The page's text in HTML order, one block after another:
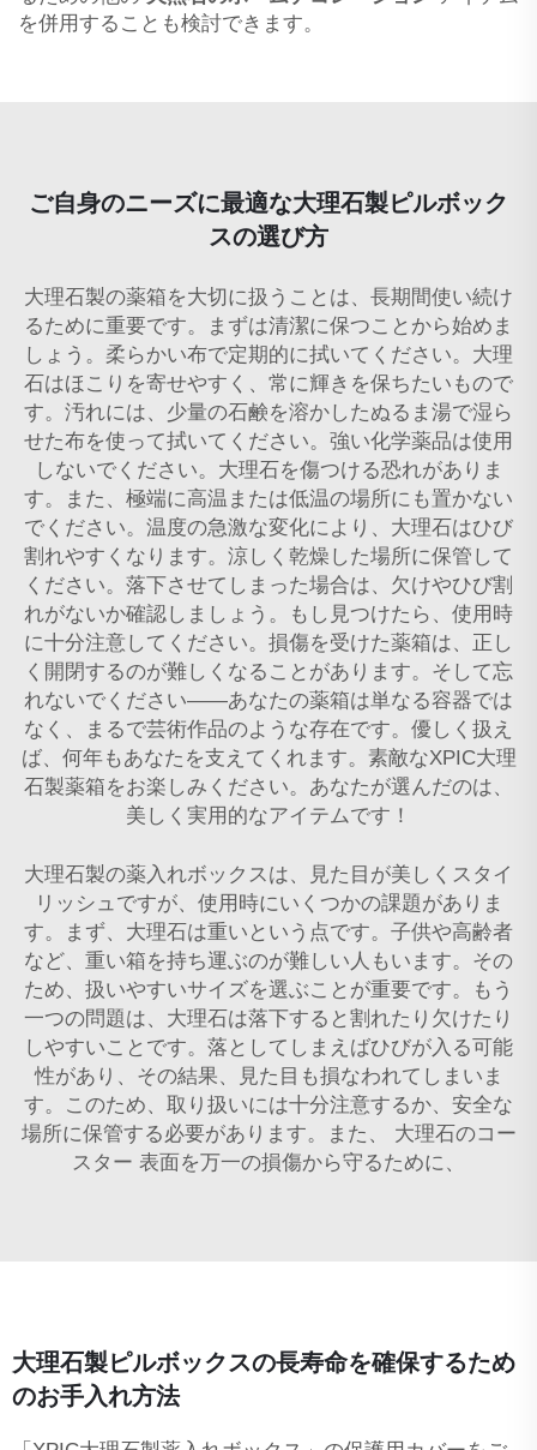
を併用することも検討できます。
ご自身のニーズに最適な大理石製ピルボック
スの選び方
大理石製の薬箱を大切に扱うことは、長期間使い続け
るために重要です。まずは清潔に保つことから始めま
しょう。柔らかい布で定期的に拭いてください。大理
石はほこりを寄せやすく、常に輝きを保ちたいもので
す。汚れには、少量の石鹸を溶かしたぬるま湯で湿ら
せた布を使って拭いてください。強い化学薬品は使用
しないでください。大理石を傷つける恐れがありま
す。また、極端に高温または低温の場所にも置かない
でください。温度の急激な変化により、大理石はひび
割れやすくなります。涼しく乾燥した場所に保管して
ください。落下させてしまった場合は、欠けやひび割
れがないか確認しましょう。もし見つけたら、使用時
に十分注意してください。損傷を受けた薬箱は、正し
く開閉するのが難しくなることがあります。そして忘
れないでください——あなたの薬箱は単なる容器では
なく、まるで芸術作品のような存在です。優しく扱え
ば、何年もあなたを支えてくれます。素敵なXPIC大理
石製薬箱をお楽しみください。あなたが選んだのは、
美しく実用的なアイテムです！
大理石製の薬入れボックスは、見た目が美しくスタイ
リッシュですが、使用時にいくつかの課題がありま
す。まず、大理石は重いという点です。子供や高齢者
など、重い箱を持ち運ぶのが難しい人もいます。その
ため、扱いやすいサイズを選ぶことが重要です。もう
一つの問題は、大理石は落下すると割れたり欠けたり
しやすいことです。落としてしまえばひびが入る可能
性があり、その結果、見た目も損なわれてしまいま
す。このため、取り扱いには十分注意するか、安全な
場所に保管する必要があります。また、 大理石のコー
スター 表面を万一の損傷から守るために、
大理石製ピルボックスの長寿命を確保するため
のお手入れ方法